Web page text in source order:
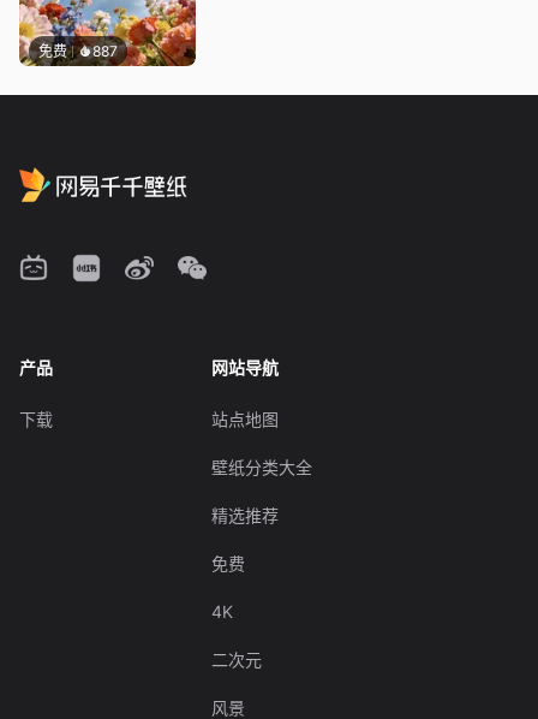
免费 887
产品
下载
网站导航
站点地图
壁纸分类大全
精选推荐
免费
4K
二次元
风景